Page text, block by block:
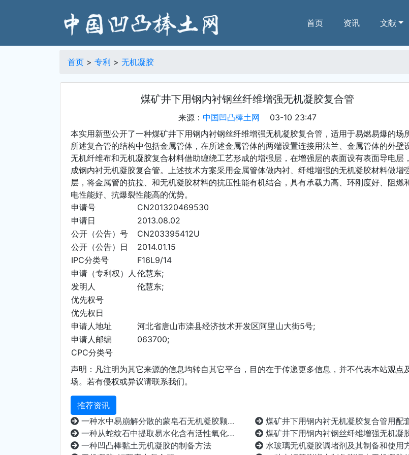
首页(current)
资讯 文献
首页 > 专利 > 无机凝胶
煤矿井下用钢内衬钢丝纤维增强无机凝胶复合管
来源：中国凹凸棒土网 03-10 23:47
本实用新型公开了一种煤矿井下用钢内衬钢丝纤维增强无机凝胶复合管，适用于易燃易爆的场
所述复合管的结构中包括金属管体，在所述金属管体的两端设置连接用法兰、金属管体的外壁
无机纤维布和无机凝胶复合材料借助缠绕工艺形成的增强层，在增强层的表面设有表面导电层
成钢内衬无机凝胶复合管。上述技术方案采用金属管体做内衬、纤维增强的无机凝胶材料做增
层，将金属管的抗拉、和无机凝胶材料的抗压性能有机结合，具有承载力高、环刚度好、阻燃
电性能好、抗爆裂性能高的优势。
申请号­
CN201320469530
申请日
2013.08.02
公开（公告）号­
CN203395412U
公开（公告）日
2014.01.15
IPC分类号
F16L9/14
申请（专利权）人 伦慧东;
发明人
伦慧东;
优先权号
优先权日
申请人地址
河北省唐山市滦县经济技术开发区阿里山大街5号;
申请人邮编
063700;
CPC分类号
声明：凡注明为其它来源的信息均转自其它平台，目的在于传递更多信息，并不代表本站观点
场。若有侵权或异议请联系我们。
推荐资讯
一种水中易崩解分散的蒙皂石无机凝胶颗粒及其制备方法
一种从蛇纹石中提取易水化含有活性氧化镁的无机凝胶材料的方法
一种凹凸棒黏土无机凝胶的制备方法
煤矿井下用钢内衬无机凝胶复合管用配套法
煤矿井下用钢内衬钢丝纤维增强无机凝胶复合管的成型工
水玻璃无机凝胶调堵剂及其制备和使用